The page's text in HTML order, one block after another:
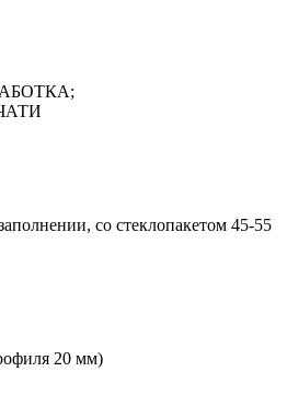
со стеклопакетом 45-55
20 мм)